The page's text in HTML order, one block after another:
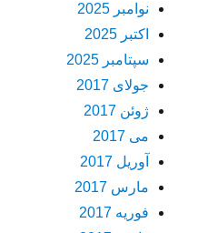
نوامبر 2025
اکتبر 2025
سپتامبر 2025
جولای 2017
ژوئن 2017
می 2017
آوریل 2017
مارس 2017
فوریه 2017